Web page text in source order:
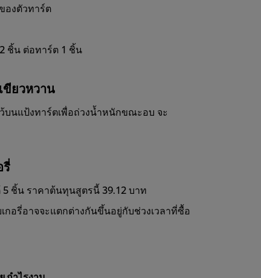
องตัวทาร์ต
ชิ้น ต่อทาร์ต 1 ชิ้น
ขียวหวาน
บนแป้งทาร์ตเพื่อถ่วงน้ำหนักขณะอบ จะ
รี่
ชิ้น ราคาต้นทุนสูตรนี้ 39.12 บาท
กอรี่อาจจะแตกต่างกันขึ้นอยู่กับช่วงเวลาที่ซื้อ